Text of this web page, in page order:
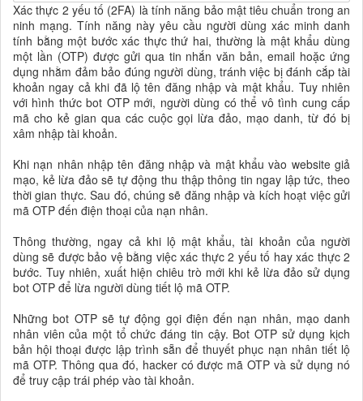
Xác thực 2 yếu tố (2FA) là tính năng bảo mật tiêu chuẩn trong an
ninh mạng. Tính năng này yêu cầu người dùng xác minh danh
tính bằng một bước xác thực thứ hai, thường là mật khẩu dùng
một lần (OTP) được gửi qua tin nhắn văn bản, email hoặc ứng
dụng nhằm đảm bảo đúng người dùng, tránh việc bị đánh cắp tài
khoản ngay cả khi đã lộ tên đăng nhập và mật khẩu. Tuy nhiên
với hình thức bot OTP mới, người dùng có thể vô tình cung cấp
mã cho kẻ gian qua các cuộc gọi lừa đảo, mạo danh, từ đó bị
xâm nhập tài khoản.
Khi nạn nhân nhập tên đăng nhập và mật khẩu vào website giả
mạo, kẻ lừa đảo sẽ tự động thu thập thông tin ngay lập tức, theo
thời gian thực. Sau đó, chúng sẽ đăng nhập và kích hoạt việc gửi
mã OTP đến điện thoại của nạn nhân.
Thông thường, ngay cả khi lộ mật khẩu, tài khoản của người
dùng sẽ được bảo vệ bằng việc xác thực 2 yếu tố hay xác thực 2
bước. Tuy nhiên, xuất hiện chiêu trò mới khi kẻ lừa đảo sử dụng
bot OTP để lừa người dùng tiết lộ mã OTP.
Những bot OTP sẽ tự động gọi điện đến nạn nhân, mạo danh
nhân viên của một tổ chức đáng tin cậy. Bot OTP sử dụng kịch
bản hội thoại được lập trình sẵn để thuyết phục nạn nhân tiết lộ
mã OTP. Thông qua đó, hacker có được mã OTP và sử dụng nó
để truy cập trái phép vào tài khoản.